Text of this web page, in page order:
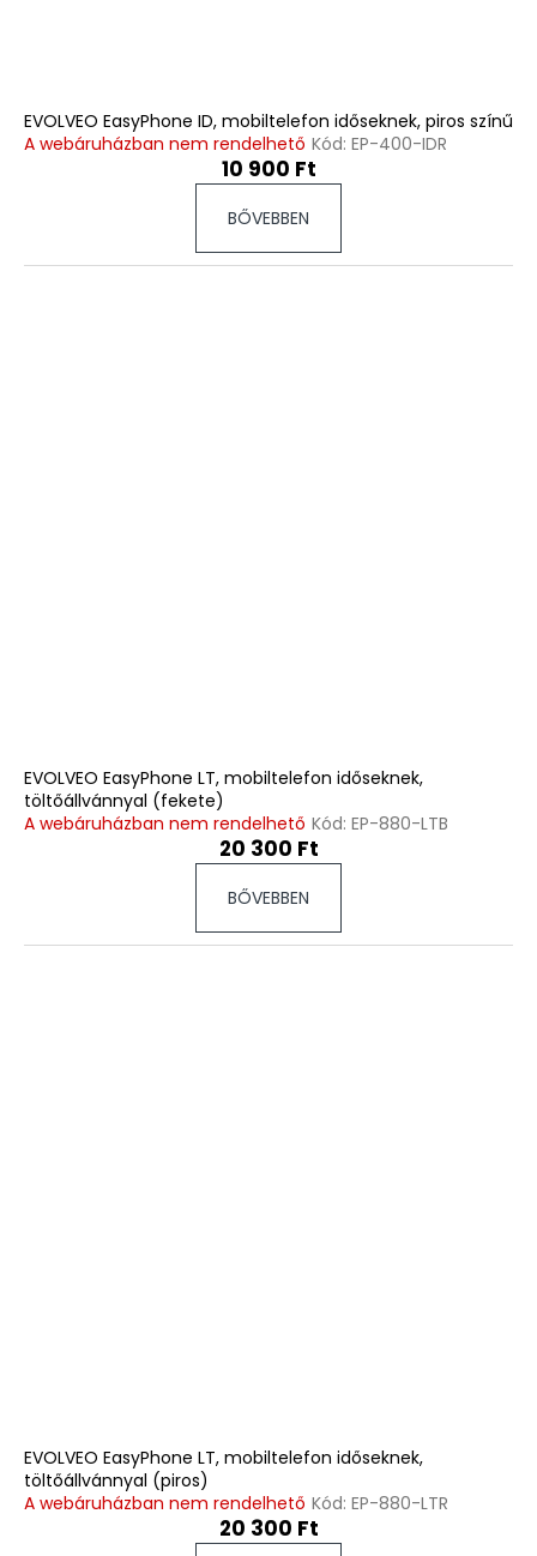
EVOLVEO EasyPhone ID, mobiltelefon időseknek, piros színű
A webáruházban nem rendelhető Kód: EP-400-IDR
10 900 Ft
BŐVEBBEN
EVOLVEO EasyPhone LT, mobiltelefon időseknek,
töltőállvánnyal (fekete)
A webáruházban nem rendelhető Kód: EP-880-LTB
20 300 Ft
BŐVEBBEN
EVOLVEO EasyPhone LT, mobiltelefon időseknek,
töltőállvánnyal (piros)
A webáruházban nem rendelhető Kód: EP-880-LTR
20 300 Ft